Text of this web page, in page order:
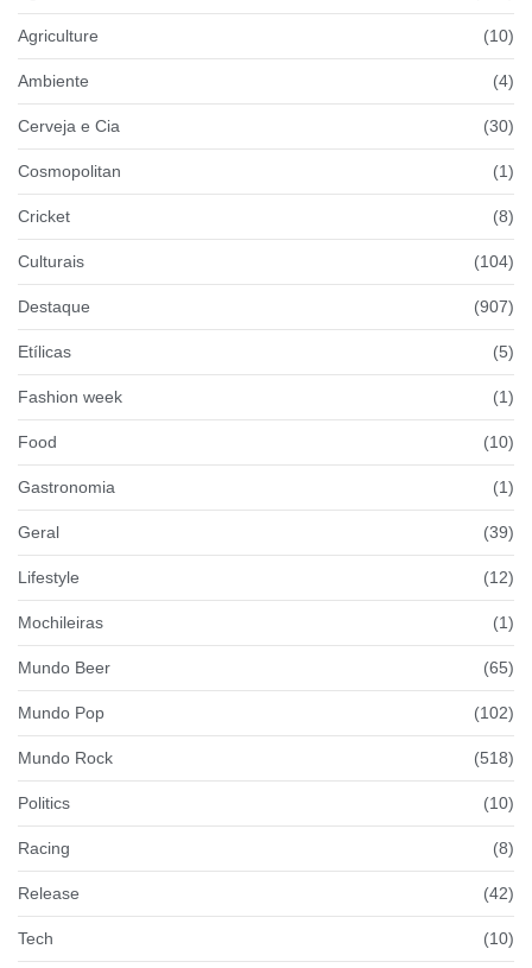
Agriculture (10)
Ambiente (4)
Cerveja e Cia (30)
Cosmopolitan (1)
Cricket (8)
Culturais (104)
Destaque (907)
Etílicas (5)
Fashion week (1)
Food (10)
Gastronomia (1)
Geral (39)
Lifestyle (12)
Mochileiras (1)
Mundo Beer (65)
Mundo Pop (102)
Mundo Rock (518)
Politics (10)
Racing (8)
Release (42)
Tech (10)